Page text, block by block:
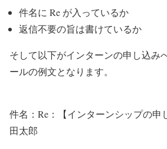
件名に Re が入っているか
返信不要の旨は書けているか
そして以下がインターンの申し込み
ールの例文となります。
件名：Re：【インターンシップの申
田太郎